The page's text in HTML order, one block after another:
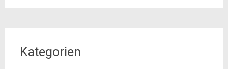
Kategorien